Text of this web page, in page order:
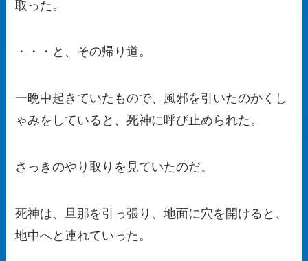
取った。
・・・と、その帰り道。
一晩中起きていたもので、風邪を引いたのかくし
ゃみをしていると、死神に呼び止められた。
さっきのやり取りを見ていたのだ。
死神は、旦那を引っ張り、地面に穴を開けると、
地中へと連れていった。